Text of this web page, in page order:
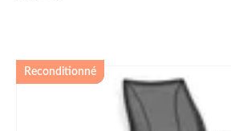
Reconditionné